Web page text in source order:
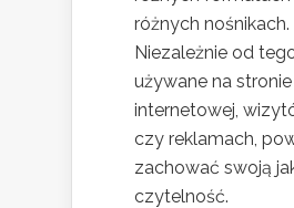
różnych nośnikach.
Niezależnie od
używane na stronie
internetowej,
czy reklamach,
zachować swoją
czytelność.